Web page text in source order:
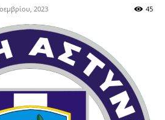
2023 45